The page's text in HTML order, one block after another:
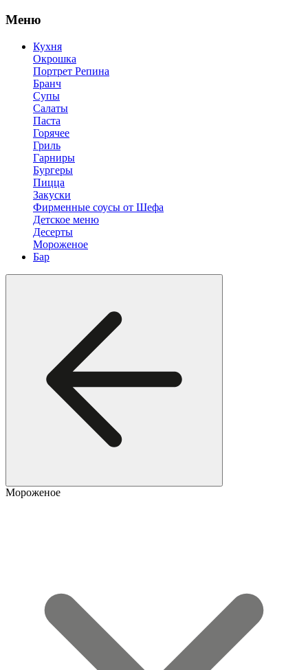
Меню
Кухня
Окрошка
Портрет Репина
Бранч
Супы
Салаты
Паста
Горячее
Гриль
Гарниры
Бургеры
Пицца
Закуски
Фирменные соусы от Шефа
Детское меню
Десерты
Мороженое
Бар
Мороженое